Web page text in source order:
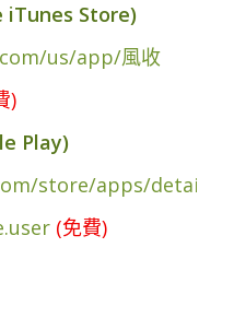
iTunes Store)
us/app/風收
)
Play)
store/apps/details?
(免費)